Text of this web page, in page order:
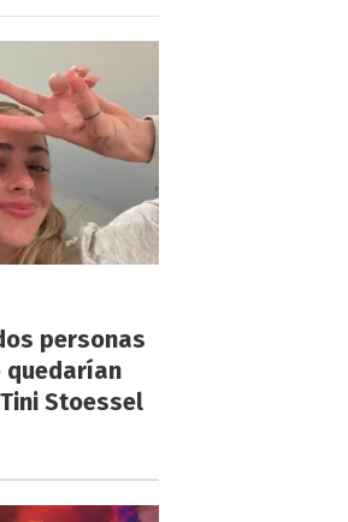
personas
quedarían
Stoessel